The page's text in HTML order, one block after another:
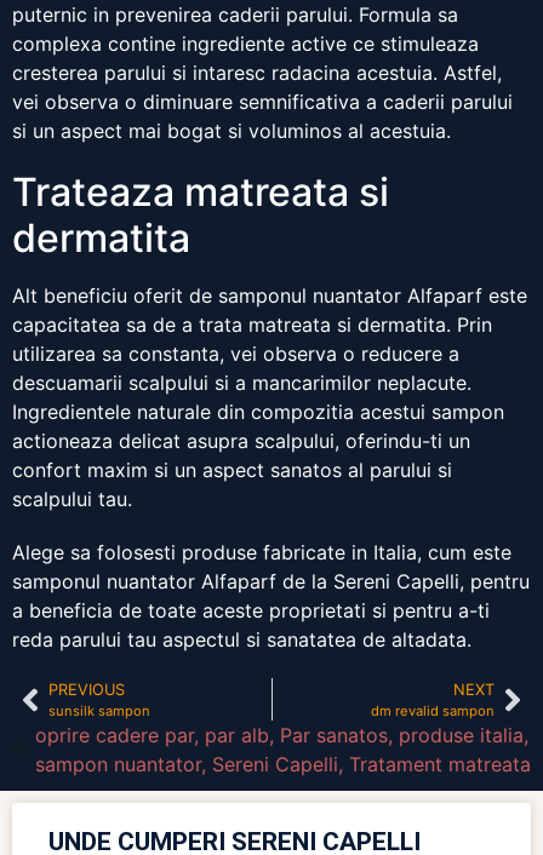
puternic in prevenirea caderii parului. Formula sa
complexa contine ingrediente active ce stimuleaza
cresterea parului si intaresc radacina acestuia. Astfel,
vei observa o diminuare semnificativa a caderii parului
si un aspect mai bogat si voluminos al acestuia.
Trateaza matreata si
dermatita
Alt beneficiu oferit de samponul nuantator Alfaparf este
capacitatea sa de a trata matreata si dermatita. Prin
utilizarea sa constanta, vei observa o reducere a
descuamarii scalpului si a mancarimilor neplacute.
Ingredientele naturale din compozitia acestui sampon
actioneaza delicat asupra scalpului, oferindu-ti un
confort maxim si un aspect sanatos al parului si
scalpului tau.
Alege sa folosesti produse fabricate in Italia, cum este
samponul nuantator Alfaparf de la Sereni Capelli, pentru
a beneficia de toate aceste proprietati si pentru a-ti
reda parului tau aspectul si sanatatea de altadata.
PREVIOUS
sunsilk sampon
NEXT
dm revalid sampon
oprire cadere par, par alb, Par sanatos, produse italia,
sampon nuantator, Sereni Capelli, Tratament matreata
UNDE CUMPERI SERENI CAPELLI